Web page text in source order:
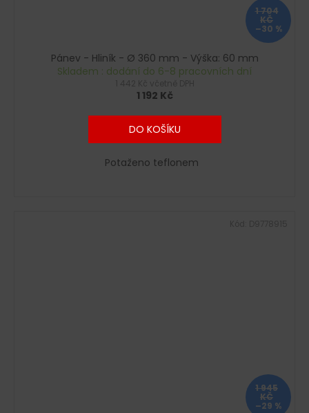
1 704
KČ
–30 %
Pánev - Hliník - Ø 360 mm - Výška: 60 mm
Skladem : dodání do 6-8 pracovních dní
1 192 Kč
DO KOŠÍKU
Potaženo teflonem
1 945
KČ
–29 %